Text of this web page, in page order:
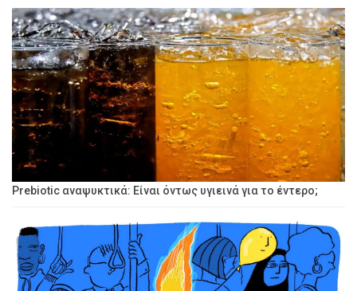
Prebiotic αναψυκτικά: Είναι όντως υγιεινά για το έντερο;